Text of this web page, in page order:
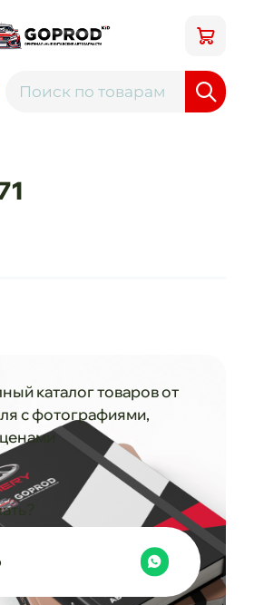
каталог товаров от
с фотографиями,